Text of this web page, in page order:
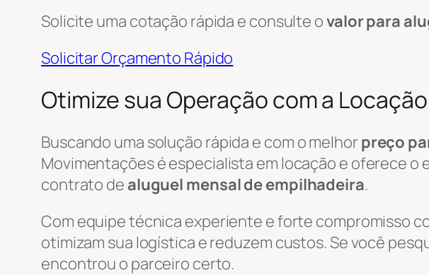
Solicite uma cotação rápida e consulte ovalor para
Solicitar Orçamento Rápido
Otimize sua Operação com a
Buscando uma solução rápida e com o melhor preço
Movimentações é especialista em locação e oferece o
contrato de aluguel mensal de empilhadeira.
Com equipe técnica experiente e forte compromisso
otimizam sua logística e reduzem custos. Se você
encontrou o parceiro certo.